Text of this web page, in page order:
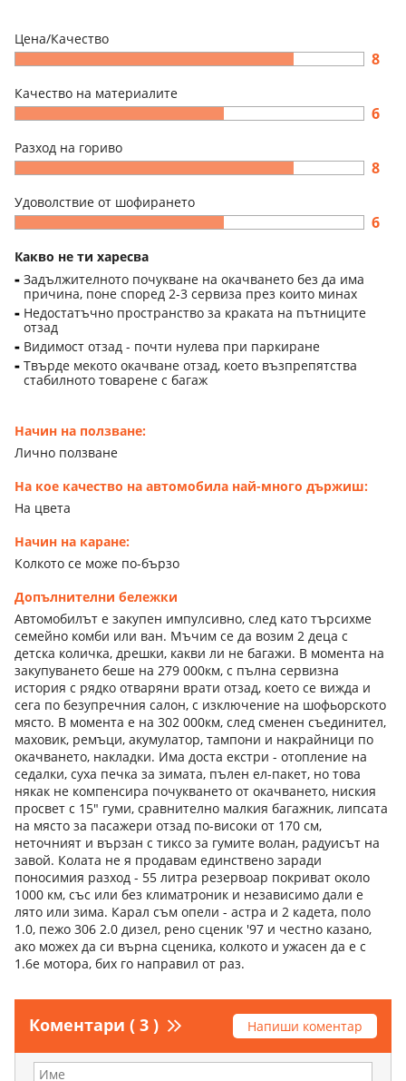
Цена/Качество
8
Качество на материалите
6
Разход на гориво
8
Удоволствие от шофирането
6
Какво не ти харесва
Задължителното почукване на окачването без да има
причина, поне според 2-3 сервиза през които минах
Недостатъчно пространство за краката на пътниците
отзад
Видимост отзад - почти нулева при паркиране
Твърде мекото окачване отзад, което възпрепятства
стабилното товарене с багаж
Начин на ползване:
Лично ползване
На кое качество на автомобила най-много държиш:
На цвета
Начин на каране:
Колкото се може по-бързо
Допълнителни бележки
Автомобилът е закупен импулсивно, след като търсихме
семейно комби или ван. Мъчим се да возим 2 деца с
детска количка, дрешки, какви ли не багажи. В момента на
закупуването беше на 279 000км, с пълна сервизна
история с рядко отваряни врати отзад, което се вижда и
сега по безупречния салон, с изключение на шофьорското
място. В момента е на 302 000км, след сменен съединител,
маховик, ремъци, акумулатор, тампони и накрайници по
окачването, накладки. Има доста екстри - отопление на
седалки, суха печка за зимата, пълен ел-пакет, но това
някак не компенсира почукването от окачването, ниския
просвет с 15" гуми, сравнително малкия багажник, липсата
на място за пасажери отзад по-високи от 170 см,
неточният и вързан с тиксо за гумите волан, радуисът на
завой. Колата не я продавам единствено заради
поносимия разход - 55 литра резервоар покриват около
1000 км, със или без климатроник и независимо дали е
лято или зима. Карал съм опели - астра и 2 кадета, поло
1.0, пежо 306 2.0 дизел, рено сценик '97 и честно казано,
ако можех да си върна сценика, колкото и ужасен да е с
1.6е мотора, бих го направил от раз.
Коментари ( 3 ) Напиши коментар